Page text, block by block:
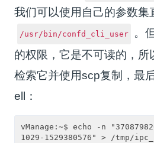
我们可以使用自己的参数集
/usr/bin/confd_cli_user
。
的权限，它是不可读的，所
检索它并使用scp复制，最
ell：
vManage:~$ echo -n
1029-1529380576" > /tmp/